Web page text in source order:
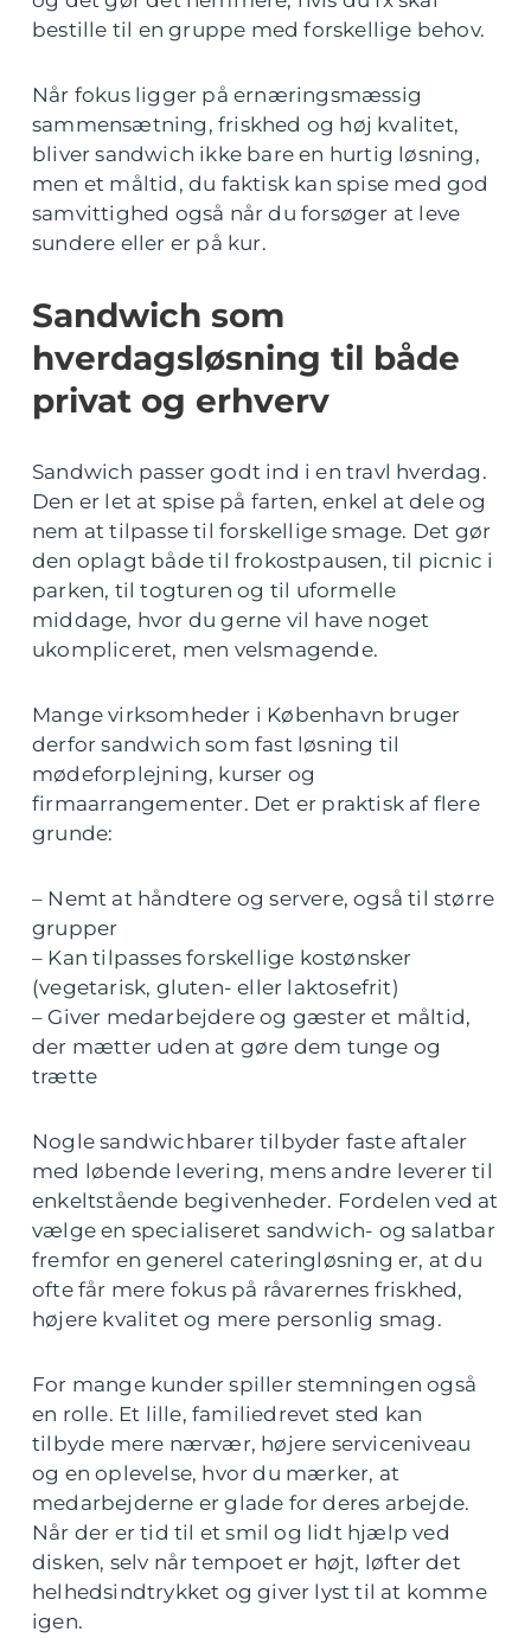
bestille til en gruppe med forskellige behov.
Når fokus ligger på ernæringsmæssig
sammensætning, friskhed og høj kvalitet,
bliver sandwich ikke bare en hurtig løsning,
men et måltid, du faktisk kan spise med god
samvittighed også når du forsøger at leve
sundere eller er på kur.
Sandwich som
hverdagsløsning til både
privat og erhverv
Sandwich passer godt ind i en travl hverdag.
Den er let at spise på farten, enkel at dele og
nem at tilpasse til forskellige smage. Det gør
den oplagt både til frokostpausen, til picnic i
parken, til togturen og til uformelle
middage, hvor du gerne vil have noget
ukompliceret, men velsmagende.
Mange virksomheder i København bruger
derfor sandwich som fast løsning til
mødeforplejning, kurser og
firmaarrangementer. Det er praktisk af flere
grunde:
– Nemt at håndtere og servere, også til større
grupper
– Kan tilpasses forskellige kostønsker
(vegetarisk, gluten- eller laktosefrit)
– Giver medarbejdere og gæster et måltid,
der mætter uden at gøre dem tunge og
trætte
Nogle sandwichbarer tilbyder faste aftaler
med løbende levering, mens andre leverer til
enkeltstående begivenheder. Fordelen ved at
vælge en specialiseret sandwich- og salatbar
fremfor en generel cateringløsning er, at du
ofte får mere fokus på råvarernes friskhed,
højere kvalitet og mere personlig smag.
For mange kunder spiller stemningen også
en rolle. Et lille, familiedrevet sted kan
tilbyde mere nærvær, højere serviceniveau
og en oplevelse, hvor du mærker, at
medarbejderne er glade for deres arbejde.
Når der er tid til et smil og lidt hjælp ved
disken, selv når tempoet er højt, løfter det
helhedsindtrykket og giver lyst til at komme
igen.